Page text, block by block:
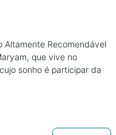
Altamente Recomendável
que vive no
sonho é participar da